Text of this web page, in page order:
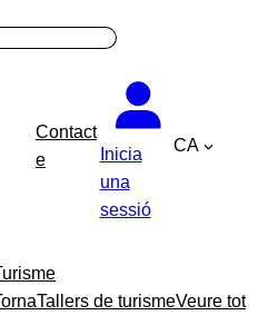
Contact
e
Inicia
una
sessió
CA
Tallers de turismeVeure tot